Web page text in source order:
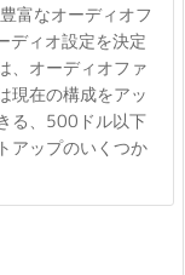
富なオーディオフ
ディオ設定を決定
、オーディオファ
現在の構成をアッ
る、500ドル以下
アップのいくつか